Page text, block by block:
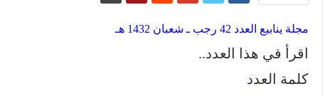
مجلة ينابيع العدد 42 رجب ـ شعبان 1432 هـ
اقرأ في هذا العدد..
كلمة العدد